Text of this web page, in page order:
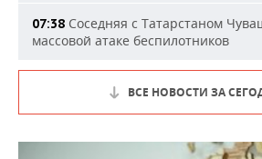
07:38 Соседняя с Татарстаном
массовой атаке беспилотников
ВСЕ НОВОСТИ ЗА